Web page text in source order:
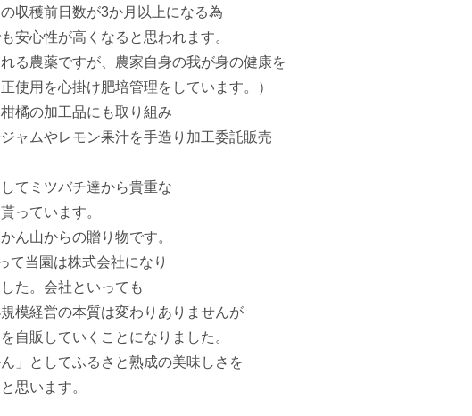
収穫前日数が3か月以上になる為
安心性が高くなると思われます。
る農薬ですが、農家自身の我が身の健康を
使用を心掛け肥培管理をしています。）
橘の加工品にも取り組み
ャムやレモン果汁を手造り加工委託販売
てミツバチ達から貴重な
っています。
ん山からの贈り物です。
て当園は株式会社になり
た。会社といっても
模経営の本質は変わりありませんが
自販していくことになりました。
ん」としてふるさと熟成の美味しさを
思います。